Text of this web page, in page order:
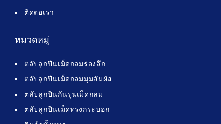
ติดต่อเรา
หมวดหมู่
ตลับลูกปืนเม็ดกลมร่องลึก
ตลับลูกปืนเม็ดกลมมุมสัมผัส
ตลับลูกปืนกันรุนเม็ดกลม
ตลับลูกปืนเม็ดทรงกระบอก